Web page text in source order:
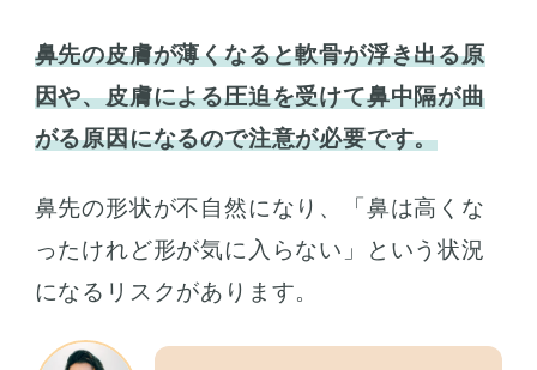
鼻先の皮膚が薄くなると軟骨が浮き出る原
因や、皮膚による圧迫を受けて鼻中隔が曲
がる原因になるので注意が必要です。
鼻先の形状が不自然になり、「鼻は高くな
ったけれど形が気に入らない」という状況
になるリスクがあります。